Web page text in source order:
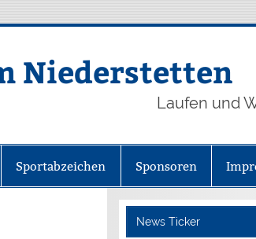
Niederstetten
Laufen und
Sportabzeichen Sponsoren
News Ticker